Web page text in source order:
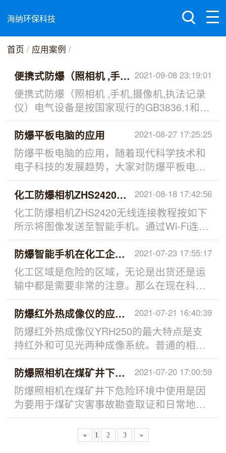
海纳环保科技
首页 / 应用案例 /
2021-09-08 23:19:01
便携式防爆（照相机 ,手机,摄像机,执法记录仪）电气设备的应用
便携式防爆（照相机 ,手机,摄像机,执法记录
仪）电气设备是按国家现行的GB3836.1和
GB3836.4标准设计制造的，在标准规定条件
下不会引起周围爆炸性环境爆炸的电气设
备。煤矿井下有瓦斯、煤尘，为了防止发生
爆炸，一方面要限制它们在空气中的含量；
另一方面要杜绝一切能够点燃瓦斯、煤尘的
点火源和危险温度。电气设备正常运行或事
故状态下可能出现火花、电弧、热表面和热
颗粒等，它们都可能成为点燃矿井和煤尘的
点...
2021-08-27 17:25:25
防爆平板电脑的应用
防爆平板电脑的应用，随着现代科学技术和
电子科技的发展趋势，大家对防爆平板电脑
的要求越来越高。在生产中防爆平板电脑外
壳必须具有耗能低，耗材少，质量轻，体积
小等特点，进而降低生产成本，提高经济效
益。总而言之，防爆平板电脑是决定石油，
化工，煤化工等行业企业是否能够顺利生产
进行的重要因素，因此在防爆平板电脑的设
计与制作上面一定要加强改善，质量一定要
保证。对于防爆平板电脑的应用，...
2021-08-18 17:42:56
化工防爆相机ZHS2420无线连接教程
化工防爆相机ZHS2420无线连接教程按如下
所示将图像发送至智能手机。通过Wi-Fi连接
到兼容蓝牙的智能手机事先通过蓝牙连接至
兼容蓝牙的智能手机，只需在相机或智能手
机上进行简单操作，就可通过Wi-Fi进行连
接。不使用蓝牙的Wi-Fi连接可使用Wi-Fi连接
至不兼容蓝牙的智能手机，或者无法使用蓝
牙功能的智能手机。须知：要将相机连接至
智能手机，智能手机需要安装Android或
iOS。此外，必须在智能手机...
2021-07-23 17:55:17
防爆智能手机在化工企业高效管理
化工区域是危险的区域，无论是出货还是运
输中都是需要非常的注意。那么在现在科技
术发达的社会中，需要科学的管理化工园区
等事项，那么就离不开我们的智能手机，但
是化工区域是危险区域，我们是不能使用普
通的智能手机，那么就得使用我们的防爆智
能手机，防爆手机是通过内部电子元件和电
路连接件等进行防爆改造，当防爆手机正常
使用或者故障时暴露在爆炸性气体危险环境
中，手机自身可能产生的火花和热效应最大
值不能点燃爆炸性气体...
2021-07-21 16:40:39
防爆红外热成像仪的应用案例
防爆红外热成像仪YRH250的最大特点是支
持红外和可见光两种成像系统。普通的相机
在成像传感器的正面有一个红外截止滤光
片，仅可接收可见光。而防爆红外热成像仪
YRH250通过用红外传输玻璃替换这种红外
截止滤光片，将灵敏度扩展到红外范围。本
文提出了一种基于绝热频率转换的中红外上
转换成像方案，采用低成本、高灵敏度的可
见CMOS传感器实现了中红外多色成像。...
2021-07-20 17:00:59
防爆照相机在煤矿井下环境使用
防爆照相机在煤矿井下危险环境中使用是因
为要用于煤矿灾害事故勘查取证和日常地质
编录，井下记录生产安全情况、机电设备运
行状态、顶板支护情况和地质特征等，防爆
相机在煤矿危险场所灾害事故勘查取证监管
« 1 2 3 »